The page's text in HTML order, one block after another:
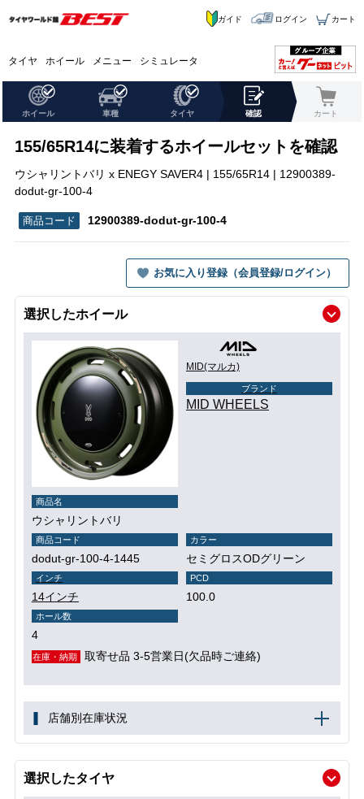
タイヤ ホイール メニュー シミュレータ
ガイド ログイン カート
ホイール 車種 タイヤ 確認 カート
155/65R14に装着するホイールセットを確認
ウシャリントバリ x ENEGY SAVER4 | 155/65R14 | 12900389-
dodut-gr-100-4
12900389-dodut-gr-100-4
お気に入り登録（会員登録/ログイン）
選択したホイール
MID(マルカ)
ブランド
MID WHEELS
商品名
ウシャリントバリ
商品コード
dodut-gr-100-4-1445
カラー
セミグロスODグリーン
インチ
14インチ
PCD
100.0
ホール数
4
在庫・納期 取寄せ品 3-5営業日(欠品時ご連絡)
店舗別在庫状況
選択したタイヤ